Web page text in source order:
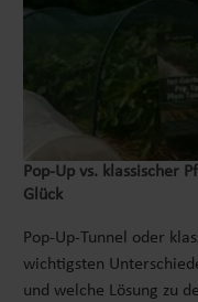
Pop‑Up vs. klassischer
Glück
Pop-Up-Tunnel oder
wichtigsten
und welche Lösung zu